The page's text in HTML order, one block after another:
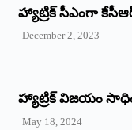
హ్యాట్రిక్‌ ‌సీఎంగా
December 2, 2023
హ్యాట్రిక్‌ విజయం
May 18, 2024